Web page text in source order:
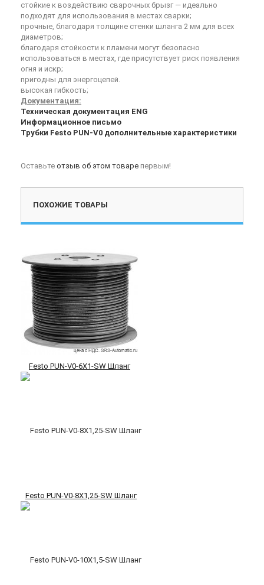
стойкие к воздействию сварочных брызг — идеально
подходят для использования в местах сварки;
прочные, благодаря толщине стенки шланга 2 мм для всех
диаметров;
благодаря стойкости к пламени могут безопасно
использоваться в местах, где присутствует риск появления
огня и искр;
пригодны для энергоцепей.
высокая гибкость;
Документация:
Техническая документация ENG
Информационное письмо
Трубки Festo PUN-V0 дополнительные характеристики
Оставьте отзыв об этом товаре первым!
ПОХОЖИЕ ТОВАРЫ
Festo PUN-V0-6X1-SW Шланг
Festo PUN-V0-8X1,25-SW Шланг